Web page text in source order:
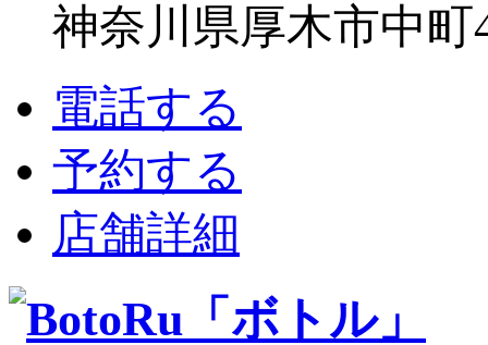
神奈川県厚木市中町
電話する
予約する
店舗詳細